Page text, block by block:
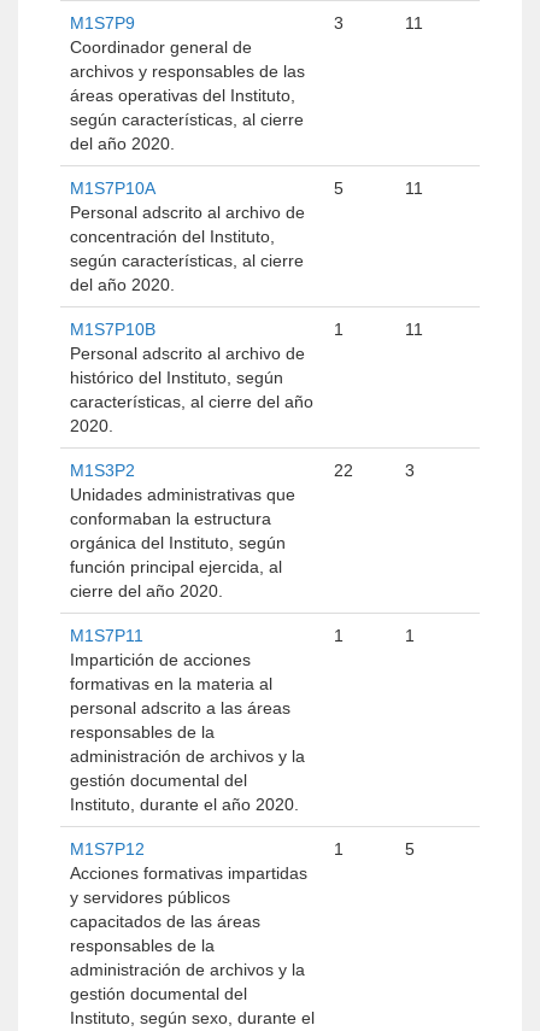
M1S7P9
Coordinador general de
archivos y responsables de las
áreas operativas del Instituto,
según características, al cierre
del año 2020.
3 11
M1S7P10A
Personal adscrito al archivo de
concentración del Instituto,
según características, al cierre
del año 2020.
5 11
M1S7P10B
Personal adscrito al archivo de
histórico del Instituto, según
características, al cierre del año
2020.
1 11
M1S3P2
Unidades administrativas que
conformaban la estructura
orgánica del Instituto, según
función principal ejercida, al
cierre del año 2020.
22 3
M1S7P11
Impartición de acciones
formativas en la materia al
personal adscrito a las áreas
responsables de la
administración de archivos y la
gestión documental del
Instituto, durante el año 2020.
1 1
M1S7P12
Acciones formativas impartidas
y servidores públicos
capacitados de las áreas
responsables de la
administración de archivos y la
gestión documental del
Instituto, según sexo, durante el
1 5